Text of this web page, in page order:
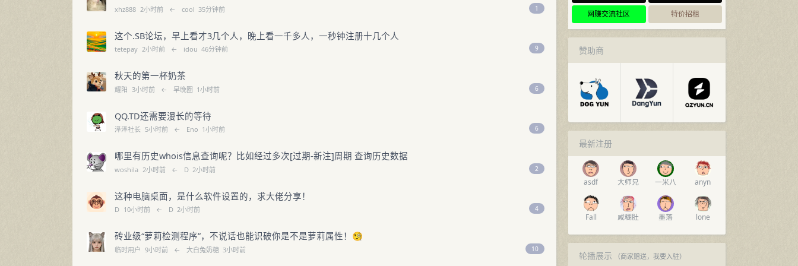
xhz888 2小时前 ← cool 35分钟前 1
这个.SB论坛，早上看才3几个人，晚上看一千多人，一秒钟注册十几个人
tetepay 2小时前 ← idou 46分钟前 9
秋天的第一杯奶茶
耀阳 3小时前 ← 早晚圈 1小时前 6
QQ.TD还需要漫长的等待
泽泽社长 5小时前 ← Eno 1小时前 6
哪里有历史whois信息查询呢？比如经过多次[过期-新注]周期 查询历史数据
woshila 2小时前 ← D 2小时前 2
这种电脑桌面，是什么软件设置的，求大佬分享！
D 10小时前 ← D 2小时前 4
砖业级“萝莉检测程序”，不说话也能识破你是不是萝莉属性！🧐
临时用户 9小时前 ← 大白兔奶糖 3小时前 10
网赚交流社区 特价招租
赞助商
最新注册
asdf 大师兄 一米八 anyn
Fall 咸糊肚 墨落 lone
轮播展示 （商家赠送， 我要入驻）